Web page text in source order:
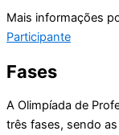
Mais informações
Participante
Fases
A Olimpíada de
três fases, sendo